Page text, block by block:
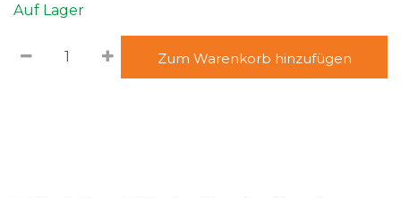
Auf Lager
Zum Warenkorb hinzufügen